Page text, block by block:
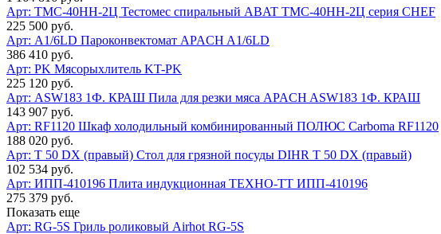
Арт: ТМС-40НН-2Ц Тестомес спиральный ABAT ТМС-40НН-2Ц серия CHEF
225 500 руб.
Арт: A1/6LD Пароконвектомат APACH A1/6LD
386 410 руб.
Арт: PK Мясорыхлитель KT-PK
225 120 руб.
Арт: ASW183 1Ф. КРАШ Пила для резки мяса APACH ASW183 1Ф. КРАШ
143 907 руб.
Арт: RF1120 Шкаф холодильный комбинированный ПОЛЮС Carboma RF1120
188 020 руб.
Арт: Т 50 DX (правый) Стол для грязной посуды DIHR Т 50 DX (правый)
102 534 руб.
Арт: ИПП-410196 Плита индукционная ТЕХНО-ТТ ИПП-410196
275 379 руб.
Показать еще
Арт: RG-5S Гриль роликовый Airhot RG-5S